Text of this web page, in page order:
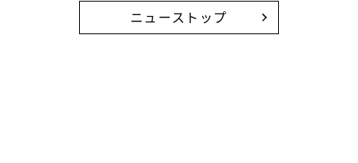
ニューストップ